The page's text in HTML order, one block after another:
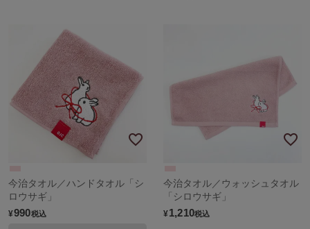
今治タオル／ハンドタオル「シ
ロウサギ」
¥990税込
今治タオル／ウォッシュタオル
「シロウサギ」
¥1,210税込